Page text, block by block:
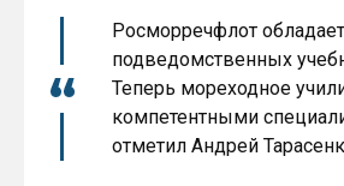
Росморречфлот
подведомственных
Теперь мореходное
компетентными
отметил Андрей